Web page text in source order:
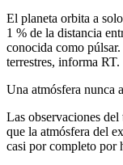
El planeta orbita a
1 % de la distancia
conocida como
terrestres, informa RT.
Una atmósfera nunca
Las observaciones del
que la atmósfera del
casi por completo por